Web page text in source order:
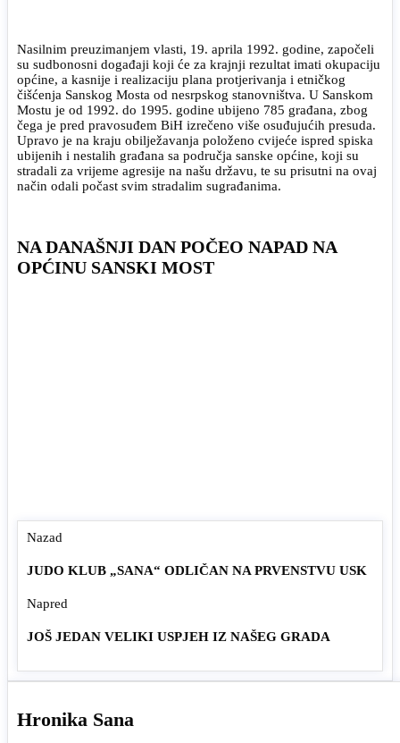
Nasilnim preuzimanjem vlasti, 19. aprila 1992. godine, započeli
su sudbonosni događaji koji će za krajnji rezultat imati okupaciju
općine, a kasnije i realizaciju plana protjerivanja i etničkog
čišćenja Sanskog Mosta od nesrpskog stanovništva. U Sanskom
Mostu je od 1992. do 1995. godine ubijeno 785 građana, zbog
čega je pred pravosuđem BiH izrečeno više osuđujućih presuda.
Upravo je na kraju obilježavanja položeno cvijeće ispred spiska
ubijenih i nestalih građana sa područja sanske općine, koji su
stradali za vrijeme agresije na našu državu, te su prisutni na ovaj
način odali počast svim stradalim sugrađanima.
NA DANAŠNJI DAN POČEO NAPAD NA
OPĆINU SANSKI MOST
Nazad
JUDO KLUB „SANA“ ODLIČAN NA PRVENSTVU USK
Napred
JOŠ JEDAN VELIKI USPJEH IZ NAŠEG GRADA
Hronika Sana